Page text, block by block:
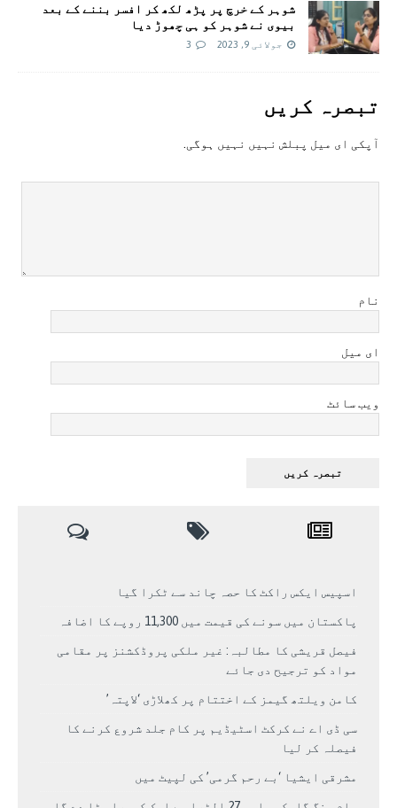
شوہر کے خرچ پر پڑھ لکھ کر افسر بننے کے بعد
بیوی نے شوہر کو ہی چھوڑ دیا
جولائی 9, 2023 3
تبصرہ کريں
آپکی ای ميل پبلش نہيں نہيں ہوگی.
نام
ای میل
ویب سائٹ
اسپیس ایکس راکٹ کا حصہ چاند سے ٹکرا گیا
پاکستان میں سونے کی قیمت میں 11,300 روپے کا اضافہ
فیصل قریشی کا مطالبہ: غیر ملکی پروڈکشنز پر مقامی
مواد کو ترجیح دی جائے
کامن ویلتھ گیمز کے اختتام پر کھلاڑی ‘لاپتہ’
سی ڈی اے نے کرکٹ اسٹیڈیم پر کام جلد شروع کرنے کا
فیصلہ کر لیا
مشرقی ایشیا ‘بے رحم گرمی’ کی لپیٹ میں